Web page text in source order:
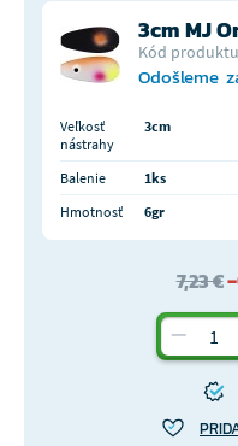
3cm MJ
Kód
Odošleme
Veľkosť
nástrahy
3cm
Balenie 1ks
Hmotnosť
6gr
7,23 €